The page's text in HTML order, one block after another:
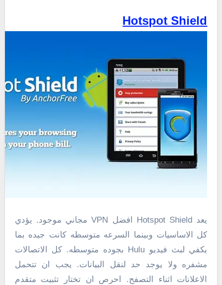
Hotspot Shield
يعد Hotspot Shield افضل VPN مجاني موجود. يؤدي
كل الاساسيات وبينما السرعه متوسطه كانت جيده بما
يكفي لبث فيديو Hulu بجوده متوسطه. كل الاتصالات
مشفره ولا يوجد حد لنقل البيانات. يجب ان تتحمل
الاعلانات اثناء التصفح. احرص ان تختار تثبيت متقدم